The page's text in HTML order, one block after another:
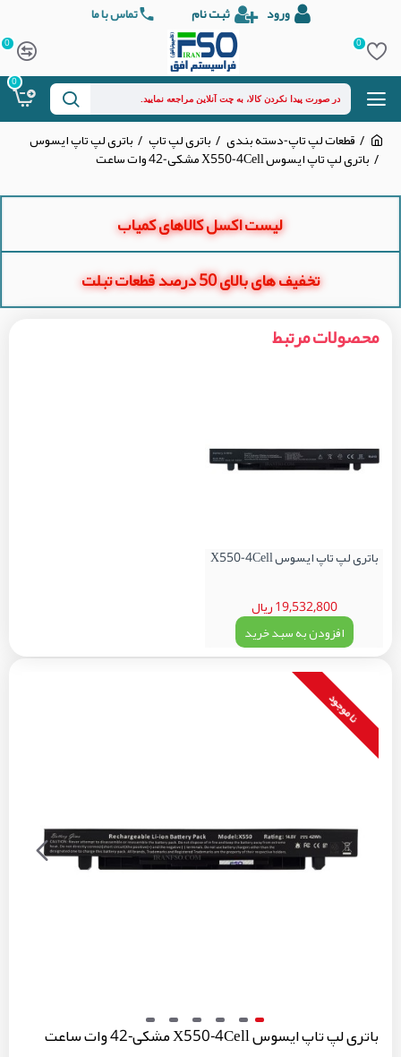
ورود ثبت نام تماس با ما
0
0
0
قطعات لپ تاپ-دسته بندی باتری لپ تاپ باتری لپ تاپ ایسوس
باتری لپ تاپ ایسوس X550-4Cell مشکی-42 وات ساعت
لیست اکسل کالاهای کمیاب
تخفیف های بالای 50 درصد قطعات تبلت
محصولات مرتبط
باتری لپ تاپ ایسوس X550-4Cell
19,532,800 ریال
افزودن به سبد خرید
نا موجود
باتری لپ تاپ ایسوس X550-4Cell مشکی-42 وات ساعت